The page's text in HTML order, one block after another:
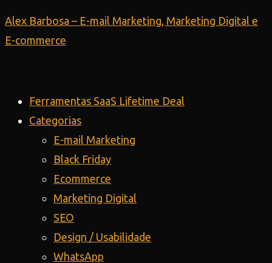
Ir
para
Alex Barbosa – E-mail Marketing, Marketing Digital e
E-commerce
Ferramentas SaaS Lifetime Deal
Categorias
E-mail Marketing
Black Friday
Ecommerce
Marketing Digital
SEO
Design / Usabilidade
WhatsApp